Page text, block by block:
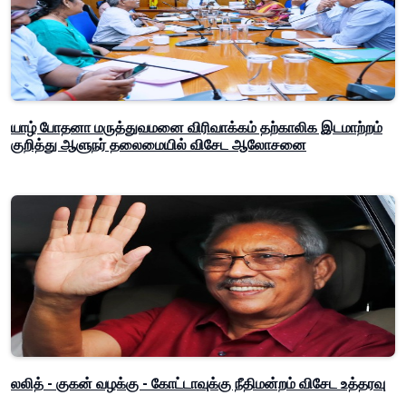
யாழ் போதனா மருத்துவமனை விரிவாக்கம் தற்காலிக இடமாற்றம்
குறித்து ஆளுநர் தலைமையில் விசேட ஆலோசனை
லலித் - குகன் வழக்கு - கோட்டாவுக்கு நீதிமன்றம் விசேட உத்தரவு